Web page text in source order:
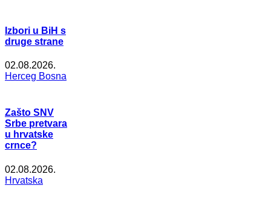
Izbori u BiH s
druge strane
02.08.2026.
Herceg Bosna
Zašto SNV
Srbe pretvara
u hrvatske
crnce?
02.08.2026.
Hrvatska